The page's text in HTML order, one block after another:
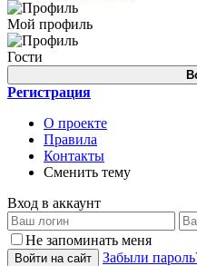
Мой профиль
Гости
Регистрация
О проекте
Правила
Контакты
Сменить тему
Вход в аккаунт
Не запоминать меня
Войти на сайт Забыли